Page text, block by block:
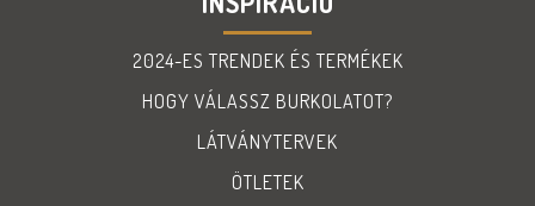
2024-ES TRENDEK ÉS TERMÉKEK
HOGY VÁLASSZ BURKOLATOT?
LÁTVÁNYTERVEK
ÖTLETEK